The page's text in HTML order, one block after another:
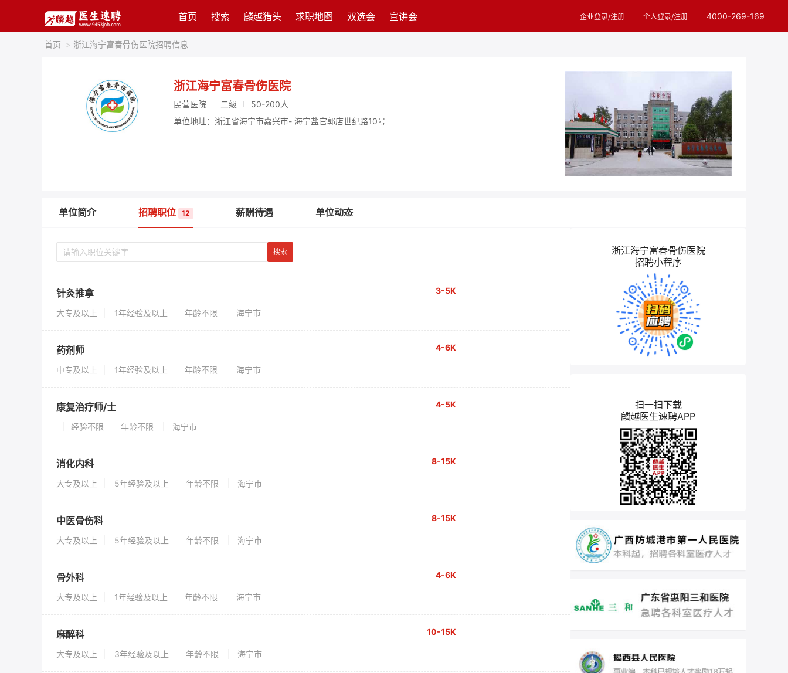
首页 搜索 麟越猎头 求职地图 双选会 宣讲会 企业登录/注册 个人登录/注册 4000-269-169
首页 > 浙江海宁富春骨伤医院招聘信息
浙江海宁富春骨伤医院
民营医院 二级
50-200人
单位地址：浙江省海宁市嘉兴市- 海宁盐官郭店世纪路10号
单位简介 招聘职位 12 薪酬待遇 单位动态
针灸推拿 3-5K
大专及以上 1年经验及以上 年龄不限 海宁市
药剂师 4-6K
中专及以上 1年经验及以上 年龄不限 海宁市
康复治疗师/士 4-5K
经验不限 年龄不限 海宁市
消化内科 8-15K
大专及以上 5年经验及以上 年龄不限 海宁市
中医骨伤科 8-15K
大专及以上 5年经验及以上 年龄不限 海宁市
骨外科 4-6K
大专及以上 1年经验及以上 年龄不限 海宁市
麻醉科 10-15K
大专及以上 3年经验及以上 年龄不限 海宁市
浙江海宁富春骨伤医院
招聘小程序
扫一扫下载
麟越医生速聘APP